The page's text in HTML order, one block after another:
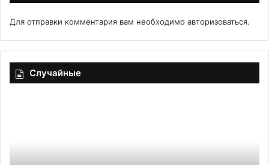
Для отправки комментария вам необходимо авторизоваться.
Случайные